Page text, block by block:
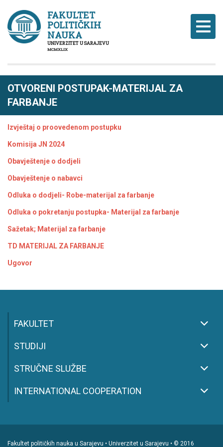
FAKULTET
POLITIČKIH
NAUKA
UNIVERZITET U SARAJEVU
MCMXLIX
OTVORENI POSTUPAK-MATERIJAL ZA
FARBANJE
Izvještaj o proovedenom postupku
Komisija JN 2024
Obavještenje o dodjeli
Obavještenje o nabavci
Odluka o dodjeli- Robe-materijal za farbanje
Odluka o pokretanju postupka- Materijal za farbanje
Sažetak; Materijal za farbanje
TD MATERIJAL ZA FARBANJE
Ugovor
FAKULTET
STUDIJI
STRUČNE SLUŽBE
INTERNATIONAL COOPERATION
Fakultet političkih nauka u Sarajevu • Univerzitet u Sarajevu • © 2016